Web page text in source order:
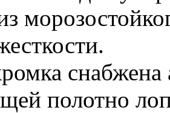
полотно